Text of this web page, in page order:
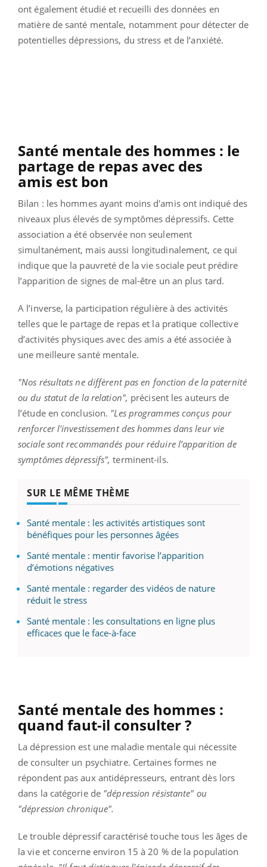
ont également étudié et recueilli des données en
matière de santé mentale, notamment pour détecter de
potentielles dépressions, du stress et de l’anxiété.
Santé mentale des hommes : le
partage de repas avec des
amis est bon
Bilan : les hommes ayant moins d'amis ont indiqué des
niveaux plus élevés de symptômes dépressifs. Cette
association a été observée non seulement
simultanément, mais aussi longitudinalement, ce qui
indique que la pauvreté de la vie sociale peut prédire
l’apparition de signes de mal-être un an plus tard.
A l’inverse, la participation régulière à des activités
telles que le partage de repas et la pratique collective
d’activités physiques avec des amis a été associée à
une meilleure santé mentale.
"Nos résultats ne diffèrent pas en fonction de la paternité
ou du statut de la relation", précisent les auteurs de
l’étude en conclusion. "Les programmes conçus pour
renforcer l'investissement des hommes dans leur vie
sociale sont recommandés pour réduire l’apparition de
symptômes dépressifs", terminent-ils.
SUR LE MÊME THÈME
Santé mentale : les activités artistiques sont
bénéfiques pour les personnes âgées
Santé mentale : mentir favorise l’apparition
d’émotions négatives
Santé mentale : regarder des vidéos de nature
réduit le stress
Santé mentale : les consultations en ligne plus
efficaces que le face-à-face
Santé mentale des hommes :
quand faut-il consulter ?
La dépression est une maladie mentale qui nécessite
de consulter un psychiatre. Certaines formes ne
répondent pas aux antidépresseurs, entrant dès lors
dans la catégorie de "dépression résistante" ou
"dépression chronique".
Le trouble dépressif caractérisé touche tous les âges de
la vie et concerne environ 15 à 20 % de la population